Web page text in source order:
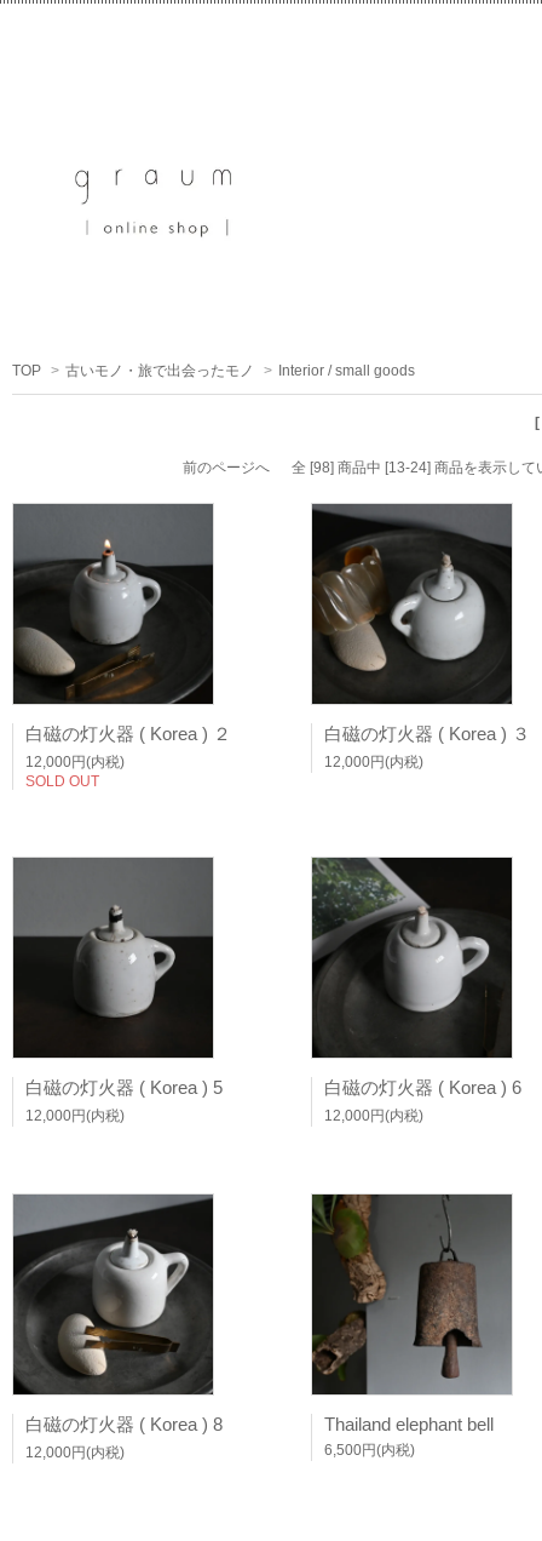
TOP > 古いモノ・旅で出会ったモノ > Interior / small goods
前のページへ 全 [98] 商品中 [13-24] 商品を表示し
白磁の灯火器 ( Korea ) ２
12,000円(内税)
SOLD OUT
白磁の灯火器 ( Korea ) ３
12,000円(内税)
白磁の灯火器 ( Korea ) 5
12,000円(内税)
白磁の灯火器 ( Korea ) 6
12,000円(内税)
白磁の灯火器 ( Korea ) 8
12,000円(内税)
Thailand elephant bell
6,500円(内税)